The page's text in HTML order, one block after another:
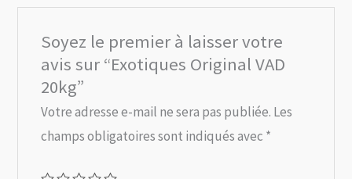
Soyez le premier à laisser votre
avis sur “Exotiques Original VAD
20kg”
Votre adresse e-mail ne sera pas publiée. Les
champs obligatoires sont indiqués avec *